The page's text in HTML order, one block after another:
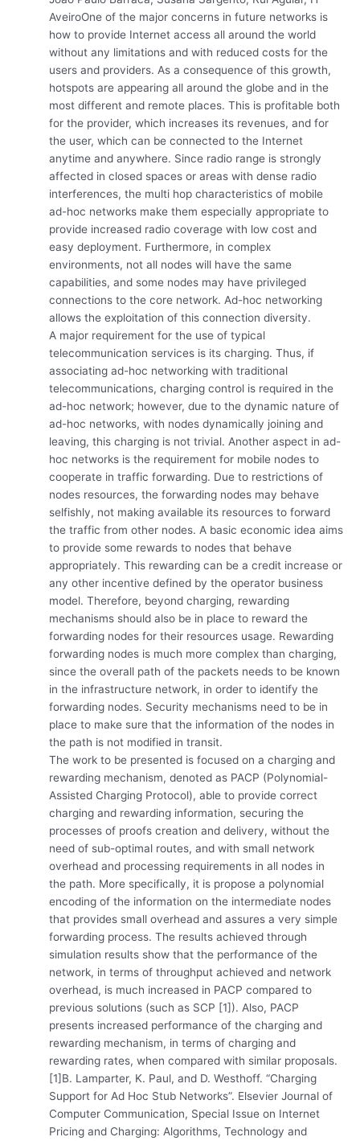
AveiroOne of the major concerns in future networks is
how to provide Internet access all around the world
without any limitations and with reduced costs for the
users and providers. As a consequence of this growth,
hotspots are appearing all around the globe and in the
most different and remote places. This is profitable both
for the provider, which increases its revenues, and for
the user, which can be connected to the Internet
anytime and anywhere. Since radio range is strongly
affected in closed spaces or areas with dense radio
interferences, the multi hop characteristics of mobile
ad-hoc networks make them especially appropriate to
provide increased radio coverage with low cost and
easy deployment. Furthermore, in complex
environments, not all nodes will have the same
capabilities, and some nodes may have privileged
connections to the core network. Ad-hoc networking
allows the exploitation of this connection diversity.
A major requirement for the use of typical
telecommunication services is its charging. Thus, if
associating ad-hoc networking with traditional
telecommunications, charging control is required in the
ad-hoc network; however, due to the dynamic nature of
ad-hoc networks, with nodes dynamically joining and
leaving, this charging is not trivial. Another aspect in ad-
hoc networks is the requirement for mobile nodes to
cooperate in traffic forwarding. Due to restrictions of
nodes resources, the forwarding nodes may behave
selfishly, not making available its resources to forward
the traffic from other nodes. A basic economic idea aims
to provide some rewards to nodes that behave
appropriately. This rewarding can be a credit increase or
any other incentive defined by the operator business
model. Therefore, beyond charging, rewarding
mechanisms should also be in place to reward the
forwarding nodes for their resources usage. Rewarding
forwarding nodes is much more complex than charging,
since the overall path of the packets needs to be known
in the infrastructure network, in order to identify the
forwarding nodes. Security mechanisms need to be in
place to make sure that the information of the nodes in
the path is not modified in transit.
The work to be presented is focused on a charging and
rewarding mechanism, denoted as PACP (Polynomial-
Assisted Charging Protocol), able to provide correct
charging and rewarding information, securing the
processes of proofs creation and delivery, without the
need of sub-optimal routes, and with small network
overhead and processing requirements in all nodes in
the path. More specifically, it is propose a polynomial
encoding of the information on the intermediate nodes
that provides small overhead and assures a very simple
forwarding process. The results achieved through
simulation results show that the performance of the
network, in terms of throughput achieved and network
overhead, is much increased in PACP compared to
previous solutions (such as SCP [1]). Also, PACP
presents increased performance of the charging and
rewarding mechanism, in terms of charging and
rewarding rates, when compared with similar proposals.
[1]B. Lamparter, K. Paul, and D. Westhoff. “Charging
Support for Ad Hoc Stub Networks”. Elsevier Journal of
Computer Communication, Special Issue on Internet
Pricing and Charging: Algorithms, Technology and